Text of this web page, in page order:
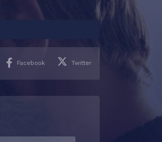
Facebook Twitter